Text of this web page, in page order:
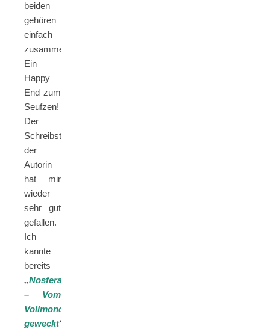
beiden
gehören
einfach
zusammen.
Ein
Happy
End zum
Seufzen!
Der
Schreibstil
der
Autorin
hat mir
wieder
sehr gut
gefallen.
Ich
kannte
bereits
„Nosferatu
– Vom
Vollmond
geweckt“